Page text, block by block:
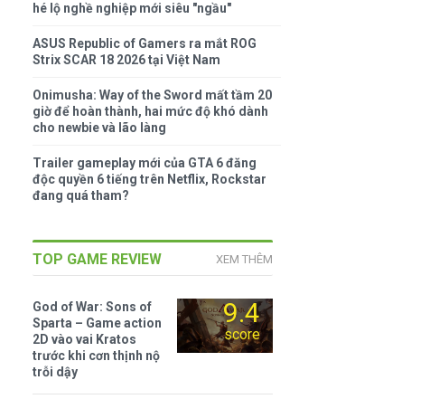
hé lộ nghề nghiệp mới siêu "ngầu"
ASUS Republic of Gamers ra mắt ROG
Strix SCAR 18 2026 tại Việt Nam
Onimusha: Way of the Sword mất tầm 20
giờ để hoàn thành, hai mức độ khó dành
cho newbie và lão làng
Trailer gameplay mới của GTA 6 đăng
độc quyền 6 tiếng trên Netflix, Rockstar
đang quá tham?
TOP GAME REVIEW XEM THÊM
9.4
score
God of War: Sons of
Sparta – Game action
2D vào vai Kratos
trước khi cơn thịnh nộ
trỗi dậy